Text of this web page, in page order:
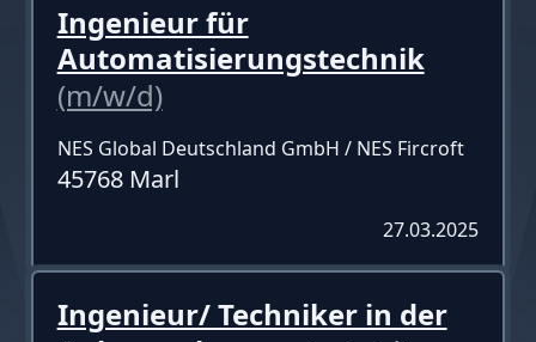
Ingenieur für
Automatisierungstechnik
(m/w/d)
NES Global Deutschland GmbH / NES Fircroft
45768 Marl
27.03.2025
Ingenieur/ Techniker in der